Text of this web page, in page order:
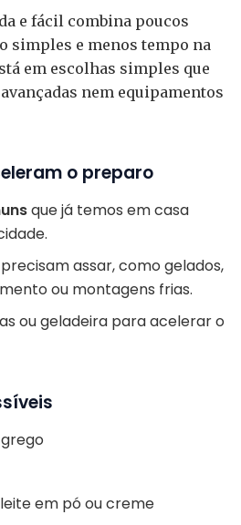
e fácil combina poucos
simples e menos tempo na
em escolhas simples que
nem equipamentos
o preparo
que já temos em casa
assar, como gelados,
ou montagens frias.
ou geladeira para acelerar o
em pó ou creme